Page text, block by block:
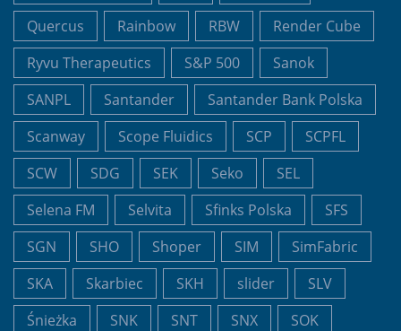
Quercus
Rainbow RBW
Render Cube
Ryvu Therapeutics
S&P 500
Sanok
SANPL
Santander
Santander Bank Polska
Scanway
Scope Fluidics SCP
SCPFL
SCW
SDG SEK Seko
SEL
Selena FM
Selvita Sfinks Polska
SFS
SGN
SHO Shoper SIM
SimFabric
SKA
Skarbiec SKH slider
SLV
Śnieżka
SNK SNT SNX
SOK